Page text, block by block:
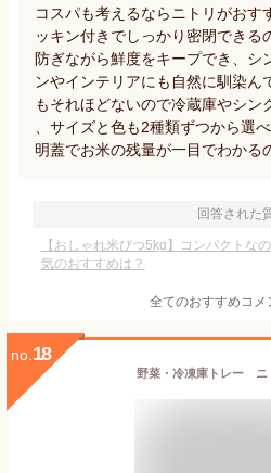
コスパも考えるならニトリがおす
ッキン付きでしっかり密閉できる
防ぎながら鮮度をキープでき、シ
ンやインテリアにも自然に馴染ん
もそれほどないので冷蔵庫やシン
、サイズと色も2種類ずつから選
明蓋でお米の残量が一目でわかる
回答された
【おしゃれ米びつ5kg】コンパクトな
気のおすすめは？
全てのおすすめコメ
no. 18
野菜・冷凍庫トレー ニ